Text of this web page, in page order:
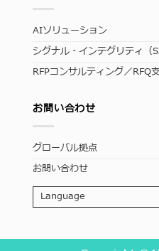
AIソリューション
シグナル・インテグリティ
RFPコンサルティング／RFQ
お問い合わせ
グローバル拠点
お問い合わせ
Language